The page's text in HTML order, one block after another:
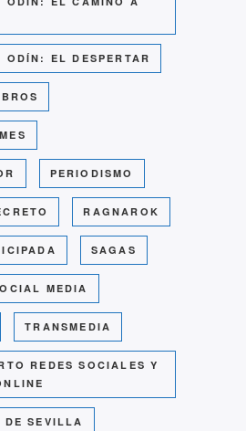
ODÍN: EL DESPERTAR
PERIODISMO
RAGNAROK
SAGAS
MEDIA
TRANSMEDIA
REDES SOCIALES Y
DE SEVILLA